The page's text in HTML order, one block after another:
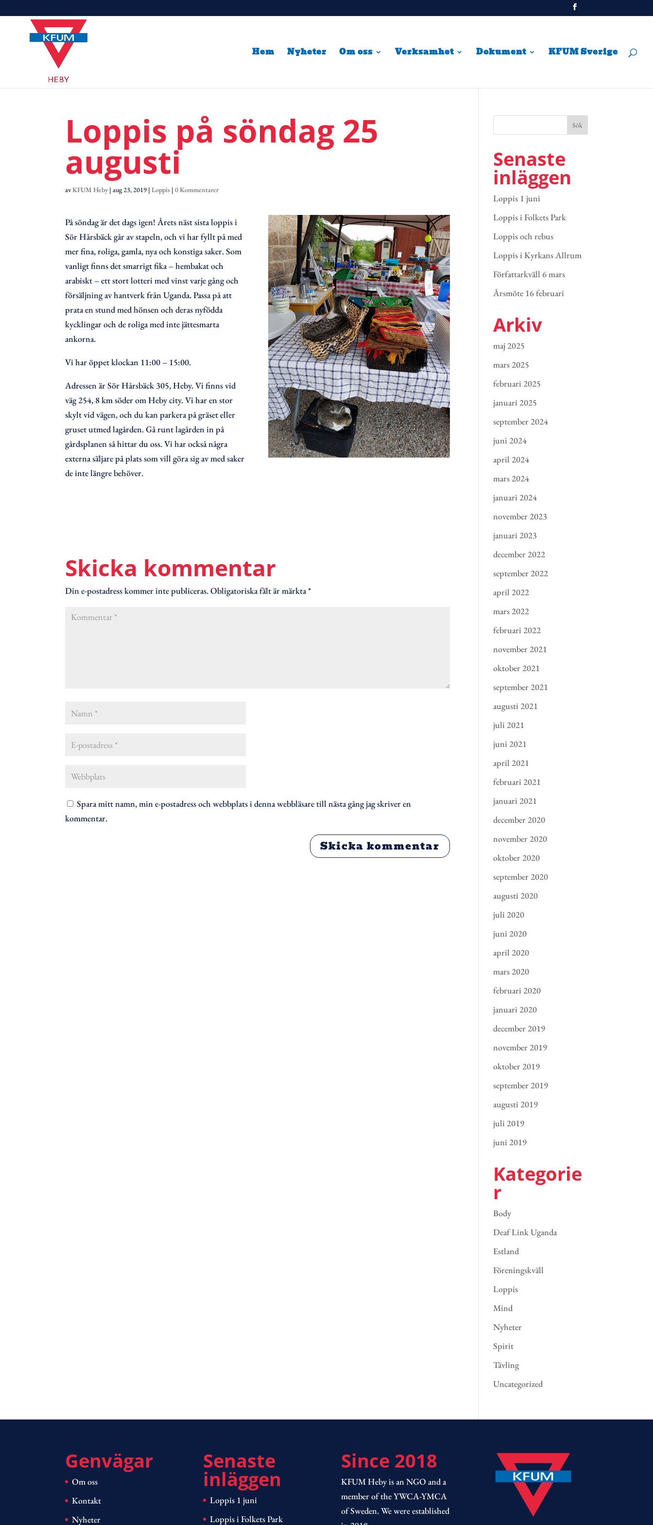
Hem Nyheter Om oss Verksamhet Dokument KFUM Sverige
Loppis på söndag 25
augusti
avKFUM Heby |aug 23, 2019 |Loppis |0 Kommentarer
På söndag är det dags igen! Årets näst sista loppis i
Sör Hårsbäck går av stapeln, och vi har fyllt på med
mer fina, roliga, gamla, nya och konstiga saker. Som
vanligt finns det smarrigt fika – hembakat och
arabiskt – ett stort lotteri med vinst varje gång och
försäljning av hantverk från Uganda. Passa på att
prata en stund med hönsen och deras nyfödda
kycklingar och de roliga med inte jättesmarta
ankorna.
Vi har öppet klockan 11:00 – 15:00.
Adressen är Sör Hårsbäck 305, Heby. Vi finns vid
väg 254, 8 km söder om Heby city. Vi har en stor
skylt vid vägen, och du kan parkera på gräset eller
gruset utmed lagården. Gå runt lagården in på
gårdsplanen så hittar du oss. Vi har också några
externa säljare på plats som vill göra sig av med saker
de inte längre behöver.
Skicka kommentar
Din e-postadress kommer inte publiceras.Obligatoriska fält är märkta*
Spara mitt namn, min e-postadress och webbplats i denna webbläsare till nästa gång jag skriver en
kommentar.
Senaste
inläggen
Loppis 1 juni
Loppis i Folkets Park
Loppis och rebus
Loppis i Kyrkans Allrum
Författarkväll 6 mars
Årsmöte 16 februari
Arkiv
maj 2025
mars 2025
februari 2025
januari 2025
september 2024
juni 2024
april 2024
mars 2024
januari 2024
november 2023
januari 2023
december 2022
september 2022
april 2022
mars 2022
februari 2022
november 2021
oktober 2021
september 2021
augusti 2021
juli 2021
juni 2021
april 2021
februari 2021
januari 2021
december 2020
november 2020
oktober 2020
september 2020
augusti 2020
juli 2020
juni 2020
april 2020
mars 2020
februari 2020
januari 2020
december 2019
november 2019
oktober 2019
september 2019
augusti 2019
juli 2019
juni 2019
Kategorie
r
Body
Deaf Link Uganda
Estland
Föreningskväll
Loppis
Mind
Nyheter
Spirit
Tävling
Uncategorized
Genvägar
Om oss
Kontakt
Nyheter
Senaste
inläggen
Loppis 1 juni
Loppis i Folkets Park
Since 2018
KFUM Heby is an NGO and a
member of the YWCA-YMCA
of Sweden. We were established